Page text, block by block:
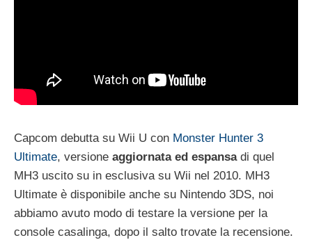
Capcom debutta su Wii U con Monster Hunter 3
Ultimate, versione aggiornata ed espansadi quel
MH3 uscito su in esclusiva su Wii nel 2010. MH3
Ultimate è disponibile anche su Nintendo 3DS, noi
abbiamo avuto modo di testare la versione per la
console casalinga, dopo il salto trovate la recensione.